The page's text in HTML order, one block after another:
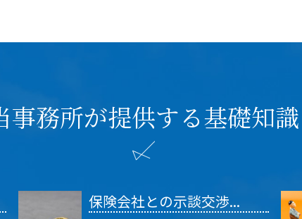
事務所が提供する基礎知識
保険会社との示談交渉...